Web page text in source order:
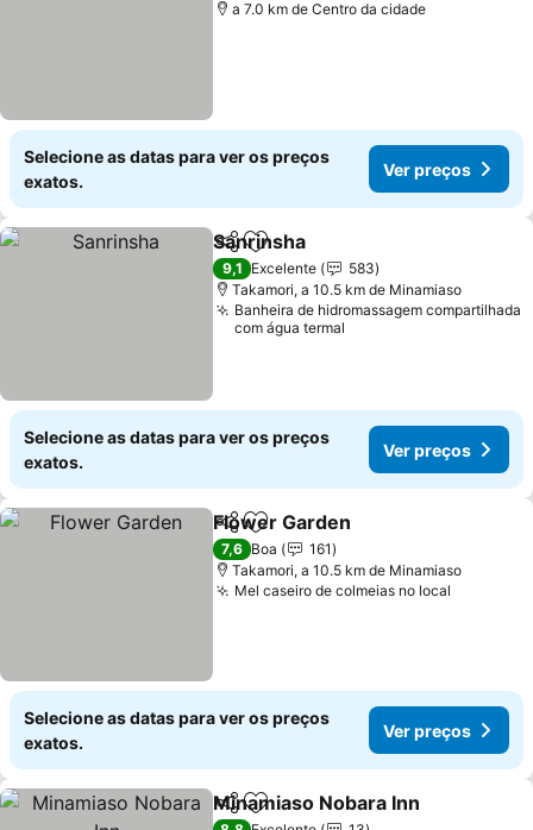
a 7.0 km de Centro da cidade
Selecione as datas para ver os preços
exatos.
Ver preços
PartilharAdicionar aos favoritos
Sanrinsha
9,1 Excelente
583
Takamori, a 10.5 km de Minamiaso
Banheira de hidromassagem compartilhada
com água termal
Selecione as datas para ver os preços
exatos.
Ver preços
PartilharAdicionar aos favoritos
Flower Garden
7,6 Boa
161
Takamori, a 10.5 km de Minamiaso
Mel caseiro de colmeias no local
Selecione as datas para ver os preços
exatos.
Ver preços
PartilharAdicionar aos favoritos
Minamiaso Nobara Inn